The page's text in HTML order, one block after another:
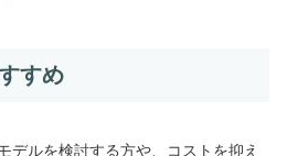
すめ
デルを検討する方や、コストを抑え